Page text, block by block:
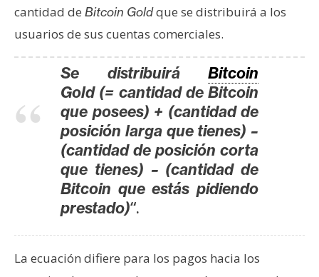
i
c
i
cantidad de Bitcoin Goldque se distribuirá a los
usuarios de sus cuentas comerciales.
Se distribuirá Bitcoin
Gold (= cantidad de Bitcoin
que posees) + (cantidad de
posición larga que tienes) –
(cantidad de posición corta
que tienes) – (cantidad de
Bitcoin que estás pidiendo
prestado)“.
La ecuación difiere para los pagos hacia los